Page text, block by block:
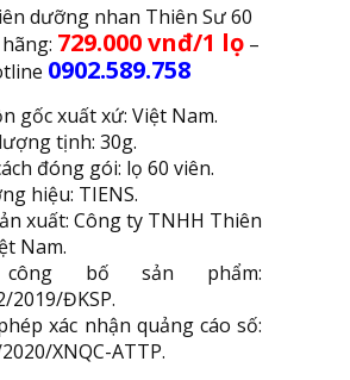
dưỡng nhan Thiên Sư 60
729.000 vnđ/1 lọ –
0902.589.758
gốc xuất xứ: Việt Nam.
tịnh: 30g.
đóng gói: lọ 60 viên.
hiệu: TIENS.
xuất: Công ty TNHH Thiên
Nam.
bố sản phẩm:
2019/ĐKSP.
xác nhận quảng cáo số:
XNQC-ATTP.